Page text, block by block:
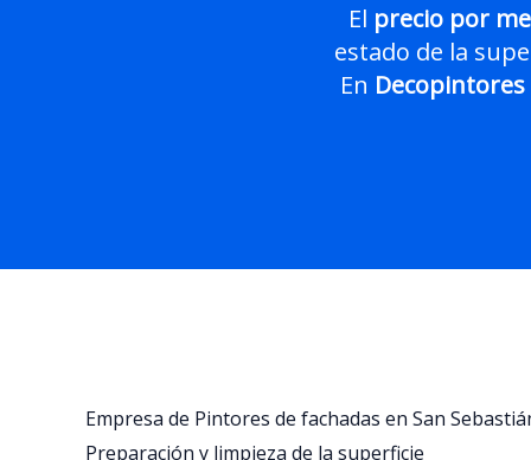
El precio por
estado de la
En
Empresa de Pintores de fachadas en San
Preparación y limpieza de la superficie